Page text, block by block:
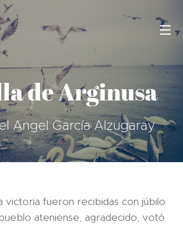
de Arginusa
Angel García Alzugaray
victoria fueron recibidas con júbilo
ateniense, agradecido, votó